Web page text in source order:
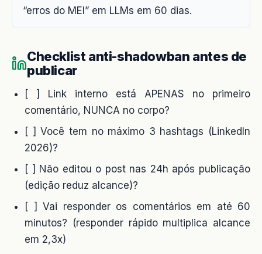
“erros do MEI” em LLMs em 60 dias.
Checklist anti-shadowban antes de
publicar
[ ] Link interno está APENAS no primeiro
comentário, NUNCA no corpo?
[ ] Você tem no máximo 3 hashtags (LinkedIn
2026)?
[ ] Não editou o post nas 24h após publicação
(edição reduz alcance)?
[ ] Vai responder os comentários em até 60
minutos? (responder rápido multiplica alcance
em 2,3x)